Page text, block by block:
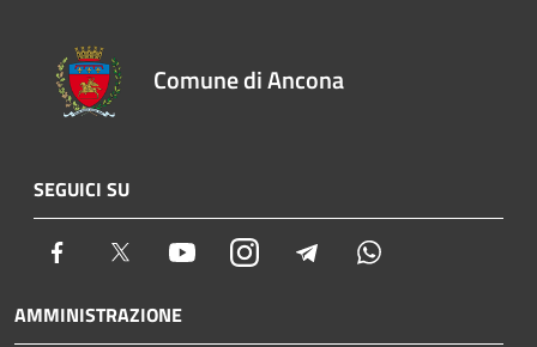
Comune di Ancona
SEGUICI SU
Facebook Twitter YoutubeInstagram Telegram
AMMINISTRAZIONE